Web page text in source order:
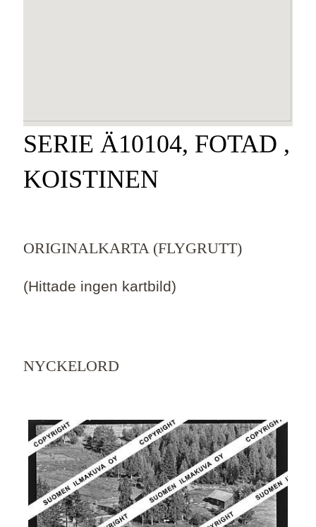
SERIE Ä10104, FOTAD ,
KOISTINEN
ORIGINALKARTA (FLYGRUTT)
(Hittade ingen kartbild)
NYCKELORD